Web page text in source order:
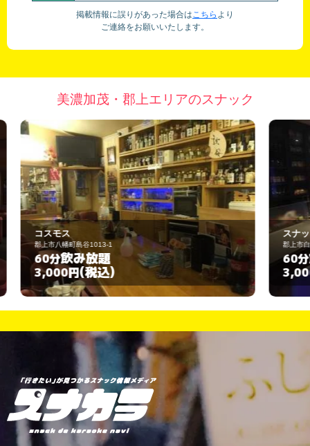
掲載情報に誤りがあった場合はこちら より
ご連絡をお願いいたします。
美濃加茂・郡上エリアのスナック
スナック RUI
郡上市白鳥町白鳥979
60分飲み放題
3,000円(税込)